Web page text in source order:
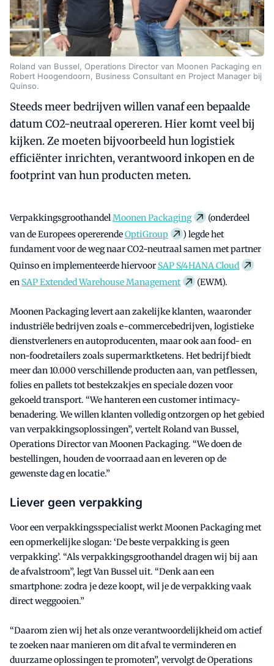
Roland van Bussel, Operations Director van Moonen Packaging en
Robert Hoogendoorn, Business Consultant en Project Manager bij
Quinso.
Steeds meer bedrijven willen vanaf een bepaalde
datum CO2-neutraal opereren. Hier komt veel bij
kijken. Ze moeten bijvoorbeeld hun logistiek
efficiënter inrichten, verantwoord inkopen en de
footprint van hun producten meten.
VerpakkingsgroothandelMoonen Packaging
(onderdeel
van de Europees opererendeOptiGroup
) legde het
fundament voor de weg naar CO2-neutraal samen met partner
Quinso en implementeerde hiervoor SAP S/4HANA Cloud
en SAP Extended Warehouse Management (EWM).
Moonen Packaging levert aan zakelijke klanten, waaronder
industriële bedrijven zoals e-commercebedrijven, logistieke
dienstverleners en autoproducenten, maar ook aan food- en
non-foodretailers zoals supermarktketens. Het bedrijf biedt
meer dan 10.000 verschillende producten aan, van petflessen,
folies en pallets tot bestekzakjes en speciale dozen voor
gekoeld transport. “We hanteren een customer intimacy-
benadering. We willen klanten volledig ontzorgen op het gebied
van verpakkingsoplossingen”, vertelt Roland van Bussel,
Operations Director van Moonen Packaging. “We doen de
bestellingen, houden de voorraad aan en leveren op de
gewenste dag en locatie.”
Liever geen verpakking
Voor een verpakkingsspecialist werkt Moonen Packaging met
een opmerkelijke slogan: ‘De beste verpakking is geen
verpakking’. “Als verpakkingsgroothandel dragen wij bij aan
de afvalstroom”, legt Van Bussel uit. “Denk aan een
smartphone: zodra je deze koopt, wil je de verpakking vaak
direct weggooien.”
“Daarom zien wij het als onze verantwoordelijkheid om actief
te zoeken naar manieren om dit afval te verminderen en
duurzame oplossingen te promoten”, vervolgt de Operations